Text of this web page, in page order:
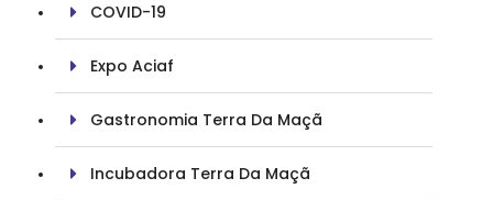
COVID-19
Expo Aciaf
Gastronomia Terra Da Maçã
Incubadora Terra Da Maçã